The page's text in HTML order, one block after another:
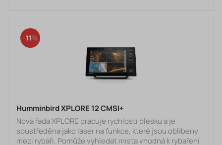
mikro-nastavením, který umožňuje dokonalou kontrolu
11
Humminbird XPLORE 12 CMSI+
Nová řada XPLORE pracuje rychlostí blesku a je
soustředěna jako laser na funkce, které jsou oblíbeny
mezi rybáři. Pomůže vyhledat místa vhodná k rybaření